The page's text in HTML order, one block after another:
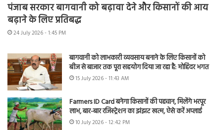
पंजाब सरकार बागवानी को बढ़ावा देने और किसानों की आय
बढ़ाने के लिए प्रतिबद्ध
24 July 2026 - 1:45 PM
बागवानी को लाभकारी व्यवसाय बनाने के लिए किसानों को
बीज से बाजार तक पूरा सहयोग दिया जा रहा है: मोहिंदर भगत
15 July 2026 - 11:43 AM
Farmers ID Card बनेगा किसानों की पहचान, मिलेंगे भरपूर
लाभ, बार-बार रजिस्ट्रेशन का झंझट खत्म, ऐसे करें अप्लाई
10 July 2026 - 12:42 PM